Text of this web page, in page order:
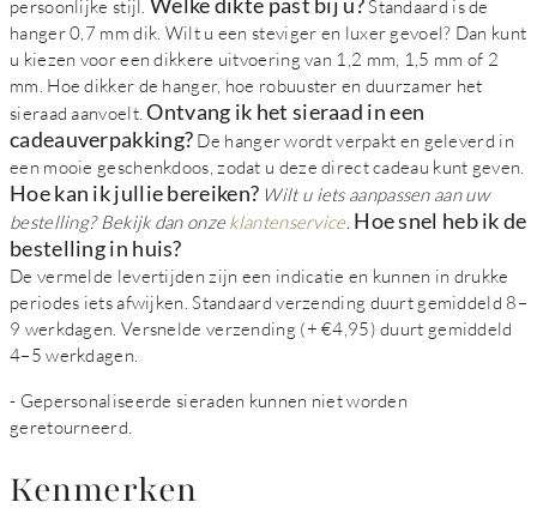
persoonlijke stijl.
Standaard is de
hanger 0,7 mm dik. Wilt u een steviger en luxer gevoel? Dan kunt
u kiezen voor een dikkere uitvoering van 1,2 mm, 1,5 mm of 2
mm. Hoe dikker de hanger, hoe robuuster en duurzamer het
sieraad aanvoelt.Ontvang ik het sieraad in een
cadeauverpakking? De hanger wordt verpakt en geleverd in
een mooie geschenkdoos, zodat u deze direct cadeau kunt geven.
Hoe kan ik jullie bereiken? Wilt u iets aanpassen aan uw
bestelling? Bekijk dan onzeklantenservice. Hoe snel heb ik de
bestelling in huis?
De vermelde levertijden zijn een indicatie en kunnen in drukke
periodes iets afwijken. Standaard verzending duurt gemiddeld 8–
9 werkdagen. Versnelde verzending (+ €4,95) duurt gemiddeld
4–5 werkdagen.
- Gepersonaliseerde sieraden kunnen niet worden
geretourneerd.
Kenmerken